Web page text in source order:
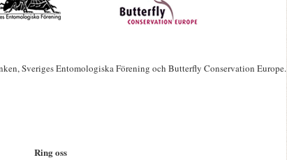
Sveriges Entomologiska Förening och Butterfly Conservation Europe.
Ring oss